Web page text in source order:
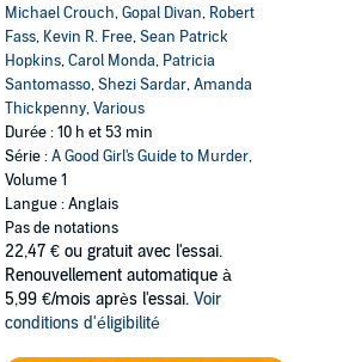
Michael Crouch,Gopal Divan, Robert
Fass, Kevin R. Free,Sean Patrick
Hopkins,Carol Monda, Patricia
Santomasso,Shezi Sardar,Amanda
Thickpenny,Various
Durée : 10 h et 53 min
Série :A Good Girl's Guide to Murder,
Volume 1
Langue : Anglais
Pas de notations
22,47 € ou gratuit avec l'essai.
Renouvellement automatique à
5,99 €/mois après l'essai. Voir
conditions d'éligibilité